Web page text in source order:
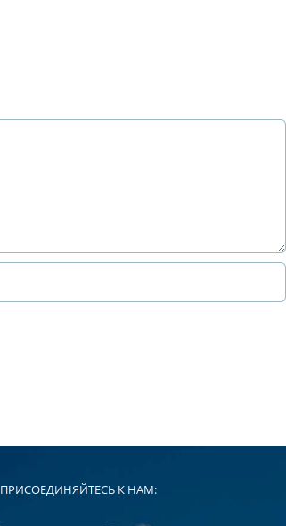
ПРИСОЕДИНЯЙТЕСЬ К НАМ: